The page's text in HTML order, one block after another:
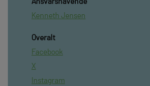
Kenneth Jensen
Overalt
Facebook
X
Instagram